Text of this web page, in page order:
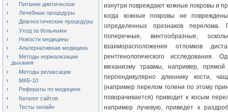
Питание диетическое
Лечебные процедуры
Диагностические процедуры
Уход за больными
Новости медицины
Альтернативная медицина
Методы нормализации
дыхания
Методы релаксации
МКБ-10
Рефераты по медицине
Каталог сайтов
Тесты онлайн
изнутри повреждают кожные покровы и
когда кожные покровы не
определенных признаков
поперечные, винтообразные,
взаиморасположения отломков
рентгенологического
механизму травмы, например, прямой
перпендикулярно длиннику кости,
(например перелом голени по этому
поворачивается) приводит к косым
например лучевую, приведет к